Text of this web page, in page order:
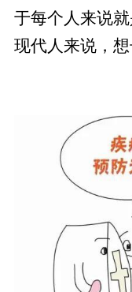
于每个人来说
现代人来说，